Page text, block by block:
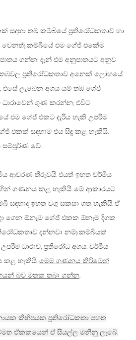
සඳහා තඹ කම්බියේ ප්‍රතිරෝධකතාව හා
වෙනත්) කම්බියේ එම ගේජ් එකේම
ගන්න; දැන් එම අනුපාතයට අනුව
තඹවල ප්‍රතිරෝධකතාව අනෙක් ලෝහයේ
, එසේ ලැබෙන අගය යම් තඹ ගේජ්
ධාරාවෙන් ගුණ කරන්න; එවිට
එම ගේජ් එකට දැරිය හැකි උපරිම
එකක් සඳහාම එය සිදු කළ හැකියි.
සම්පූර්ණ වේ.
ආචරණ තීරුවයි. එයත් ඉහත චර්මීය
ගණනය කළ හැකියි. මේ ආකාරයට
සඳහාද ඉහත වගු සකසා ගත හැකියි. ඒ
ගෙන ඕනෑම ගේජ් එකක ඕනෑම දිගක
දන්නවා නම්) කම්බියක්
ධාරාව, ප්‍රතිරෝධ අගය, චර්මීය
කළ හැකියි. මෙම ගණනය කිරීමෙන්
බව මතක තබා ගන්න.
කිහිපයක ප්‍රතිරෝධකතා පහත
ඒකකයෙන් ඒ සියල්ල මනිනු ලැබේ.